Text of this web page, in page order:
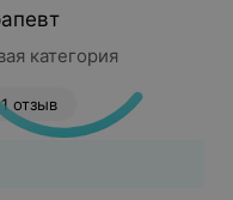
категория
1 отзыв